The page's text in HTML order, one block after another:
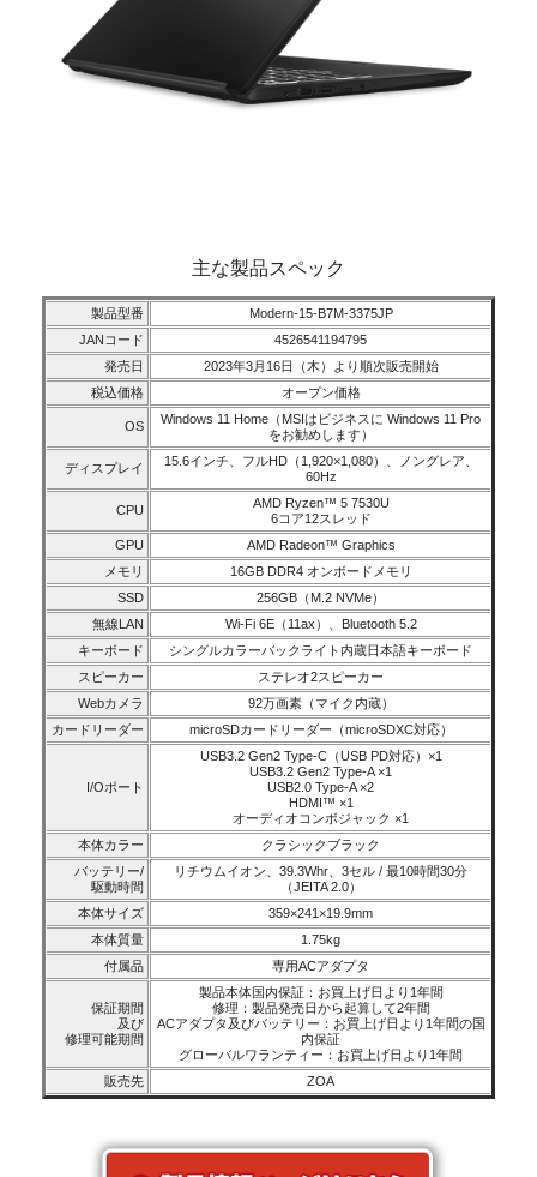
主な製品スペック
製品型番
Modern-15-B7M-3375JP
JANコード
4526541194795
発売日
2023年3月16日（木）より順次販売開始
税込価格
オープン価格
OS
Windows 11 Home（MSIはビジネスに Windows 11 Pro
をお勧めします）
ディスプレイ
15.6インチ、フルHD（1,920×1,080）、ノングレア、
60Hz
CPU
AMD Ryzen™ 5 7530U
6コア12スレッド
GPU
AMD Radeon™ Graphics
メモリ
16GB DDR4 オンボードメモリ
SSD
256GB（M.2 NVMe）
無線LAN
Wi-Fi 6E（11ax）、Bluetooth 5.2
キーボード
シングルカラーバックライト内蔵日本語キーボード
スピーカー
ステレオ2スピーカー
Webカメラ
92万画素（マイク内蔵）
カードリーダー
microSDカードリーダー（microSDXC対応）
I/Oポート
USB3.2 Gen2 Type-C（USB PD対応）×1
USB3.2 Gen2 Type-A ×1
USB2.0 Type-A ×2
HDMI™ ×1
オーディオコンボジャック ×1
本体カラー
クラシックブラック
バッテリー/
駆動時間
リチウムイオン、39.3Whr、3セル / 最10時間30分
（JEITA 2.0）
本体サイズ
359×241×19.9mm
本体質量
1.75kg
付属品
専用ACアダプタ
保証期間
及び
修理可能期間
製品本体国内保証：お買上げ日より1年間
修理：製品発売日から起算して2年間
ACアダプタ及びバッテリー：お買上げ日より1年間の国
内保証
グローバルワランティー：お買上げ日より1年間
販売先
ZOA